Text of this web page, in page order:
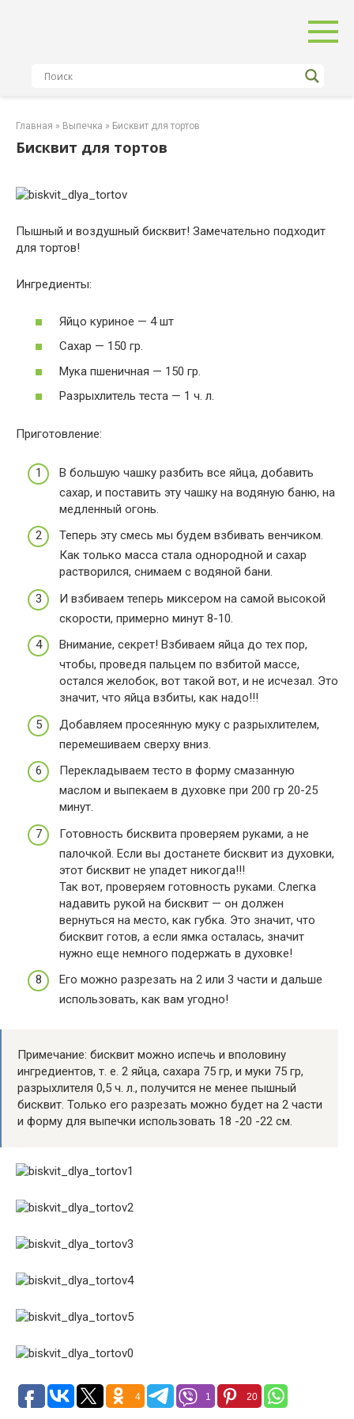
Главная » Выпечка » Бисквит для тортов
Бисквит для тортов
Пышный и воздушный бисквит! Замечательно подходит
для тортов!
Ингредиенты:
Яйцо куриное — 4 шт
Сахар — 150 гр.
Мука пшеничная — 150 гр.
Разрыхлитель теста — 1 ч. л.
Приготовление:
В большую чашку разбить все яйца, добавить
сахар, и поставить эту чашку на водяную баню, на
медленный огонь.
Теперь эту смесь мы будем взбивать венчиком.
Как только масса стала однородной и сахар
растворился, снимаем с водяной бани.
И взбиваем теперь миксером на самой высокой
скорости, примерно минут 8-10.
Внимание, секрет! Взбиваем яйца до тех пор,
чтобы, проведя пальцем по взбитой массе,
остался желобок, вот такой вот, и не исчезал. Это
значит, что яйца взбиты, как надо!!!
Добавляем просеянную муку с разрыхлителем,
перемешиваем сверху вниз.
Перекладываем тесто в форму смазанную
маслом и выпекаем в духовке при 200 гр 20-25
минут.
Готовность бисквита проверяем руками, а не
палочкой. Если вы достанете бисквит из духовки,
этот бисквит не упадет никогда!!!
Так вот, проверяем готовность руками. Слегка
надавить рукой на бисквит — он должен
вернуться на место, как губка. Это значит, что
бисквит готов, а если ямка осталась, значит
нужно еще немного подержать в духовке!
Его можно разрезать на 2 или 3 части и дальше
использовать, как вам угодно!
Примечание: бисквит можно испечь и вполовину
ингредиентов, т. е. 2 яйца, сахара 75 гр, и муки 75 гр,
разрыхлителя 0,5 ч. л., получится не менее пышный
бисквит. Только его разрезать можно будет на 2 части
и форму для выпечки использовать 18 -20 -22 см.
4 1 20